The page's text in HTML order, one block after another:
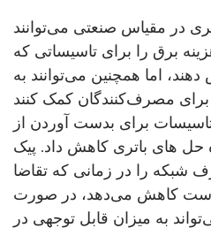
در مقیاس صنعتی می‌توانند
برق را برای تاسیساتی که
اما همچنین می‌توانند به
برای بدست آوردن از
حل های باتری کاهش داد. پیک
شبکه را در زمانی که تقاضا
است کاهش می‌دهد، در صورت
به میزان قابل توجهی در